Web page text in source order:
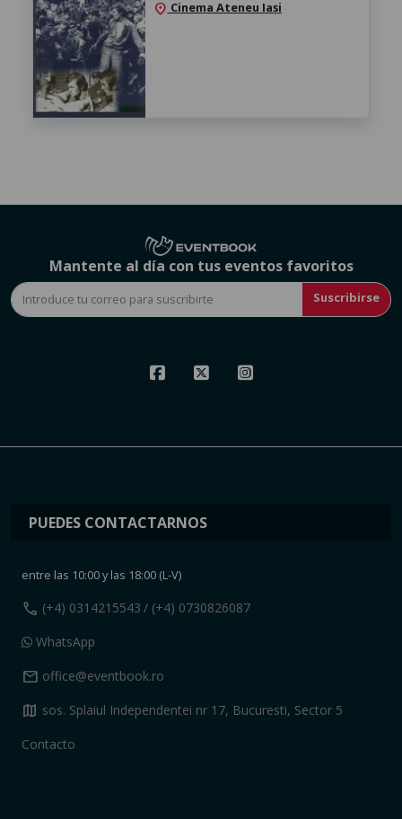
location_on Cinema Ateneu Iași
Mantente al día con tus eventos favoritos
Suscribirse
PUEDES CONTACTARNOS
entre las 10:00 y las 18:00 (L-V)
call (+4) 0314215543 / (+4) 0730826087
WhatsApp
mail office@eventbook.ro
map sos. Splaiul Independentei nr 17, Bucuresti, Sector 5
Contacto